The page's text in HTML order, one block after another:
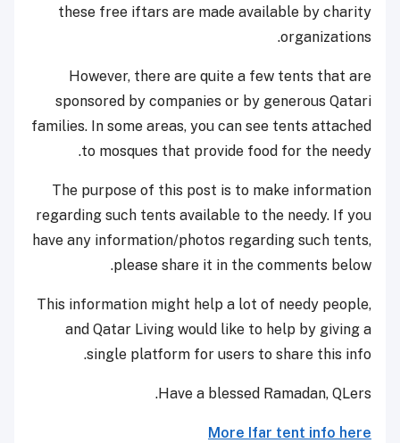
these free iftars are made available by charity
organizations.
However, there are quite a few tents that are
sponsored by companies or by generous Qatari
families. In some areas, you can see tents attached
to mosques that provide food for the needy.
The purpose of this post is to make information
regarding such tents available to the needy. If you
have any information/photos regarding such tents,
please share it in the comments below.
This information might help a lot of needy people,
and Qatar Living would like to help by giving a
single platform for users to share this info.
Have a blessed Ramadan, QLers.
More Ifar tent info here